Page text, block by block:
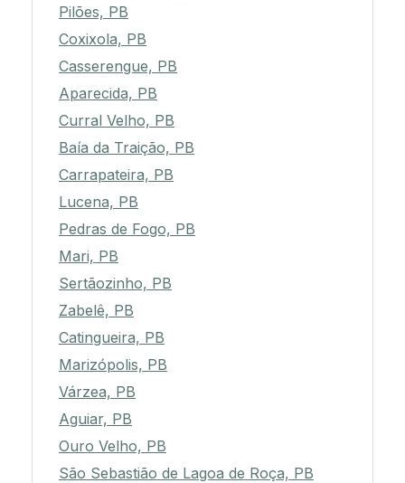
Pilões, PB
Coxixola, PB
Casserengue, PB
Aparecida, PB
Curral Velho, PB
Baía da Traição, PB
Carrapateira, PB
Lucena, PB
Pedras de Fogo, PB
Mari, PB
Sertãozinho, PB
Zabelê, PB
Catingueira, PB
Marizópolis, PB
Várzea, PB
Aguiar, PB
Ouro Velho, PB
São Sebastião de Lagoa de Roça, PB